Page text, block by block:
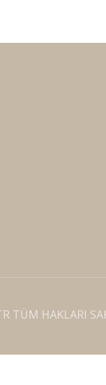
TÜM HAKLARI